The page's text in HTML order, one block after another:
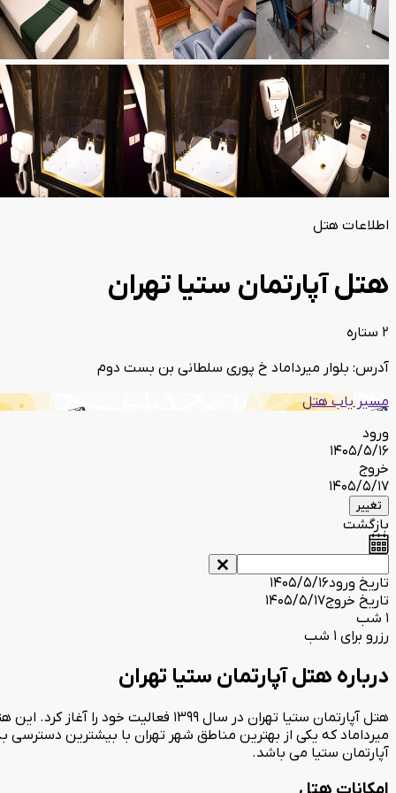
اطلاعات هتل
هتل آپارتمان ستیا تهران
2 ستاره
آدرس: بلوار میرداماد خ پوری سلطانی بن بست دوم
مسیر یاب هتل
ورود
1405/5/16
خروج
1405/5/17
تغییر
بازگشت
تاریخ ورود1405/5/16
تاریخ خروج1405/5/17
1 شب
رزرو برای 1 شب
درباره هتل آپارتمان ستیا تهران
میرداماد که یکی از بهترین مناطق شهر تهران با بیشترین
آپارتمان ستیا می باشد.